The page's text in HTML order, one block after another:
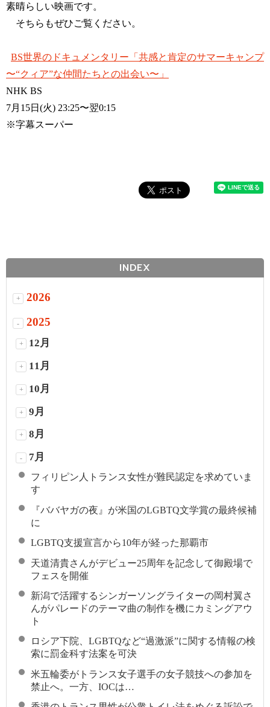
素晴らしい映画です。
そちらもぜひご覧ください。
BS世界のドキュメンタリー「共感と肯定のサマーキャンプ
〜“クィア”な仲間たちとの出会い〜」
NHK BS
7月15日(火) 23:25〜翌0:15
※字幕スーパー
INDEX
+ 2026
- 2025
+ 12月
+ 11月
+ 10月
+ 9月
+ 8月
- 7月
フィリピン人トランス女性が難民認定を求めていま
す
『ババヤガの夜』が米国のLGBTQ文学賞の最終候補
に
LGBTQ支援宣言から10年が経った那覇市
天道清貴さんがデビュー25周年を記念して御殿場で
フェスを開催
新潟で活躍するシンガーソングライターの岡村翼さ
んがパレードのテーマ曲の制作を機にカミングアウ
ト
ロシア下院、LGBTQなど“過激派”に関する情報の検
索に罰金科す法案を可決
米五輪委がトランス女子選手の女子競技への参加を
禁止へ。一方、IOCは…